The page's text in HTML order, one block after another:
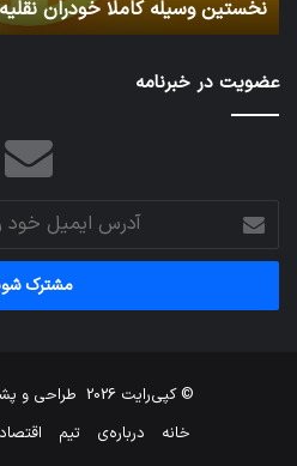
نخستین وسیله کاملا خودران
عضویت در خبرنامه
آدرس
ایمیل
خود
وارد
© کپی‌رایت 2026 طراحی و
خانه
درباره‌ی تیم